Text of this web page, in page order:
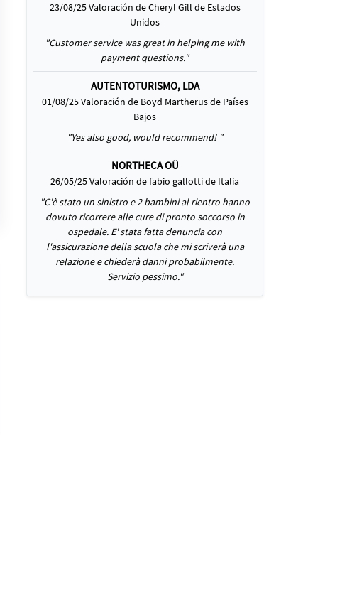
23/08/25 Valoración de Cheryl Gill de Estados
Unidos
"Customer service was great in helping me with
payment questions."
AUTENTOTURISMO, LDA
01/08/25 Valoración de Boyd Martherus de Países
Bajos
"Yes also good, would recommend! "
NORTHECA OÜ
26/05/25 Valoración de fabio gallotti de Italia
"C'è stato un sinistro e 2 bambini al rientro hanno
dovuto ricorrere alle cure di pronto soccorso in
ospedale. E' stata fatta denuncia con
l'assicurazione della scuola che mi scriverà una
relazione e chiederà danni probabilmente.
Servizio pessimo."